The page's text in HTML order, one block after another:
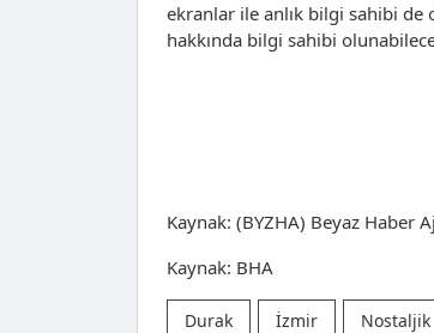
ekranlar ile anlık bilgi sahibi de
hakkında bilgi sahibi
Kaynak: (BYZHA) Beyaz Haber
Kaynak: BHA
Durak İzmir Nostaljik